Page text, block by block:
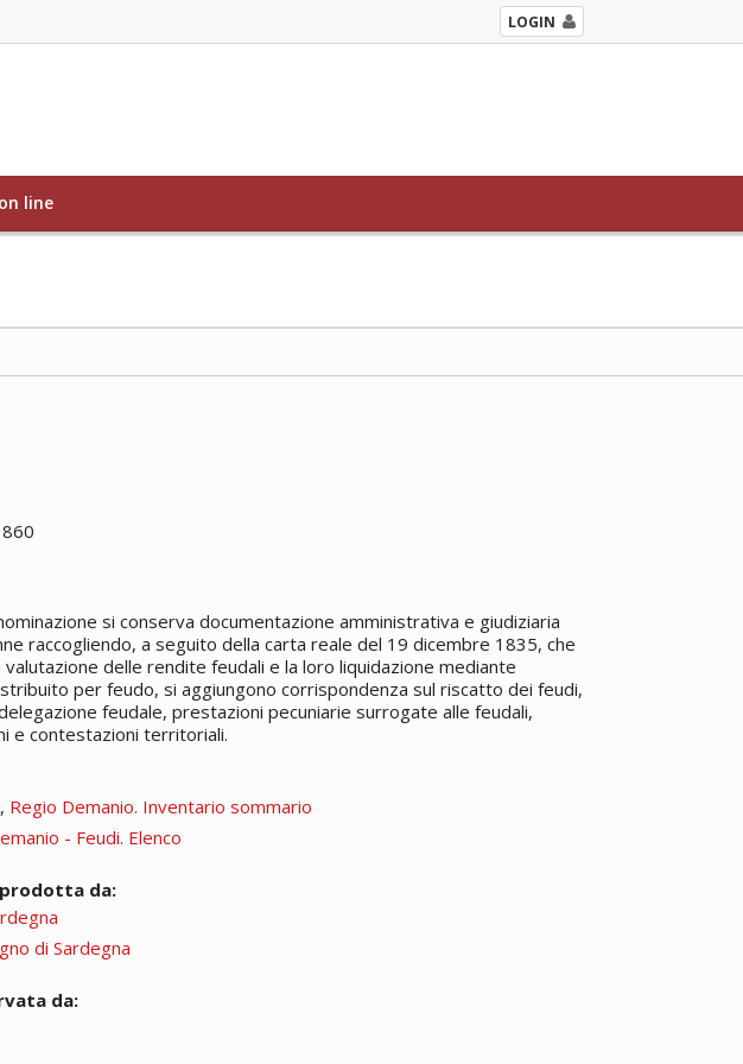
LOGIN
line
si conserva documentazione amministrativa e giudiziaria
raccogliendo, a seguito della carta reale del 19 dicembre 1835, che
delle rendite feudali e la loro liquidazione mediante
per feudo, si aggiungono corrispondenza sul riscatto dei feudi,
feudale, prestazioni pecuniarie surrogate alle feudali,
e contestazioni territoriali.
Regio Demanio. Inventario sommario
- Feudi. Elenco
da:
di Sardegna
da: